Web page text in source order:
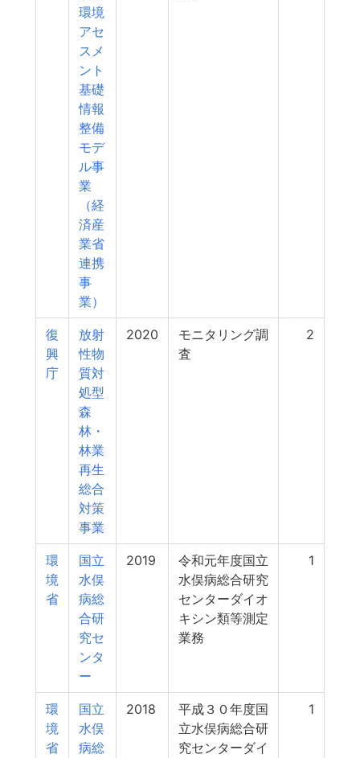
環境
アセ
スメ
ント
基礎
情報
整備
モデ
ル事
業
（経
済産
業省
連携
事
業）
復
興
庁
放射
性物
質対
処型
森
林・
林業
再生
総合
対策
事業
2020
モニタリング調
査
2
環
境
省
国立
水俣
病総
合研
究セ
ンタ
ー
2019
令和元年度国立
水俣病総合研究
センターダイオ
キシン類等測定
業務
1
環
境
省
国立
水俣
病総
2018
平成３０年度国
立水俣病総合研
究センターダイ
1